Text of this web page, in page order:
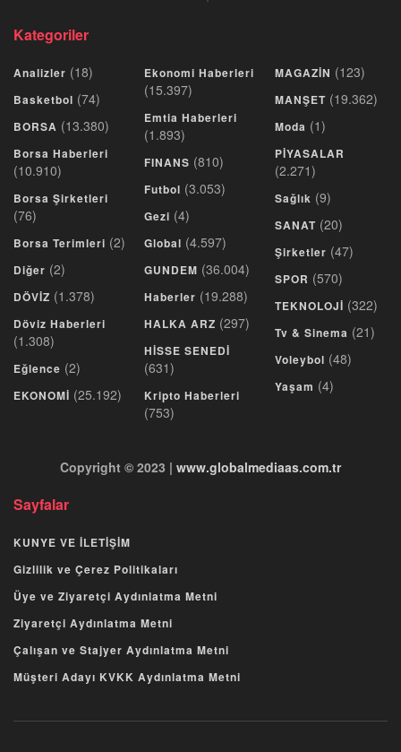
Kategoriler
Analizler (18)
Basketbol (74)
BORSA (13.380)
Borsa Haberleri
(10.910)
Borsa Şirketleri
(76)
Borsa Terimleri (2)
Diğer (2)
DÖVİZ (1.378)
Döviz Haberleri
(1.308)
Eğlence (2)
EKONOMİ (25.192)
Ekonomi Haberleri
(15.397)
Emtia Haberleri
(1.893)
FINANS (810)
Futbol (3.053)
Gezi (4)
Global (4.597)
GUNDEM (36.004)
Haberler (19.288)
HALKA ARZ (297)
HİSSE SENEDİ
(631)
Kripto Haberleri
(753)
MAGAZİN (123)
MANŞET (19.362)
Moda (1)
PİYASALAR
(2.271)
Sağlık (9)
SANAT (20)
Şirketler (47)
SPOR (570)
TEKNOLOJİ (322)
Tv & Sinema (21)
Voleybol (48)
Yaşam (4)
Copyright © 2023 | www.globalmediaas.com.tr
Sayfalar
KUNYE VE İLETİŞİM
Gizlilik ve Çerez Politikaları
Üye ve Ziyaretçi Aydınlatma Metni
Ziyaretçi Aydınlatma Metni
Çalışan ve Stajyer Aydınlatma Metni
Müşteri Adayı KVKK Aydınlatma Metni